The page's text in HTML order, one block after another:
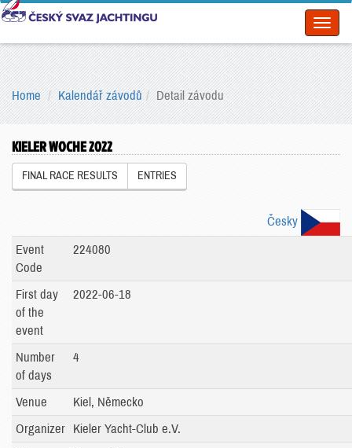
Home Kalendář závodů Detail závodu
KIELER WOCHE 2022
FINAL RACE RESULTS ENTRIES
Česky
Event
Code
224080
First day
of the
event
2022-06-18
Number
of days
4
Venue
Kiel, Německo
Organizer
Kieler Yacht-Club e.V.